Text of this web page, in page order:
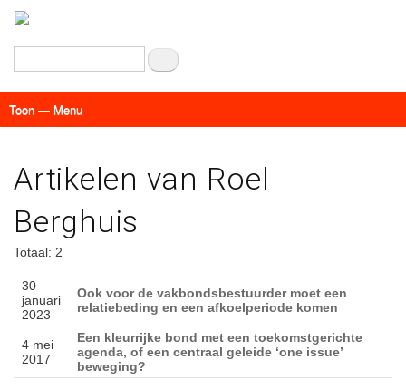
inhoud
Zoeken
Menu
Toon — Menu
Artikelen van Roel
Berghuis
Totaal: 2
30
januari
2023
Ook voor de vakbondsbestuurder moet een
relatiebeding en een afkoelperiode komen
4 mei
2017
Een kleurrijke bond met een toekomstgerichte
agenda, of een centraal geleide ‘one issue’
beweging?